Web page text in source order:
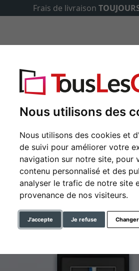
Nous utilisons des
Nous utilisons des cookies et
de suivi pour améliorer votre
navigation sur notre site, pour
contenu personnalisé et des
analyser le trafic de notre site
provenance de nos visiteurs.
J'accepte Je refuse
Frais de livraisonTOUJOURS8,95
utiles Idées de cadeaux
TYPES